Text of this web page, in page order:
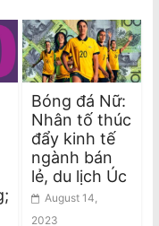
Bóng đá Nữ:
Nhân tố thúc
đẩy kinh tế
ngành bán
lẻ, du lịch Úc
August 14,
2023